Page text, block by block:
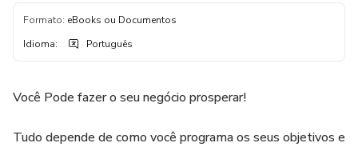
Formato: eBooks ou Documentos
Idioma: Português
Você Pode fazer o seu negócio prosperar!
Tudo depende de como você programa os seus objetivos e